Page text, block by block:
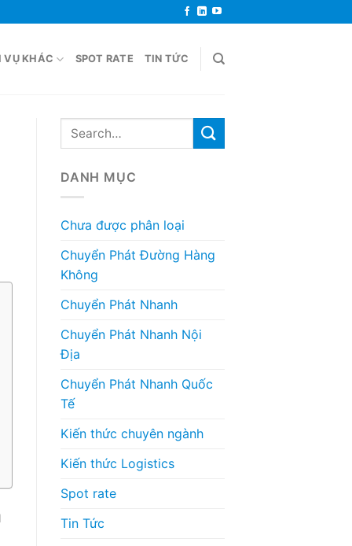
VỤ KHÁC SPOT RATE TIN TỨC
DANH MỤC
Chưa được phân loại
Chuyển Phát Đường Hàng
Không
Chuyển Phát Nhanh
Chuyển Phát Nhanh Nội
Địa
Chuyển Phát Nhanh Quốc
Tế
Kiến thức chuyên ngành
Kiến thức Logistics
Spot rate
Tin Tức